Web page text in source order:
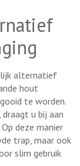
alternatief
hout
te worden.
u bij aan
deze manier
trap, maar ook
slim gebruik